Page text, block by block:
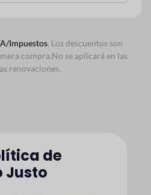
Impuestos. Los descuentos son
compra.No se aplicará en las
renovaciones.
de
Justo